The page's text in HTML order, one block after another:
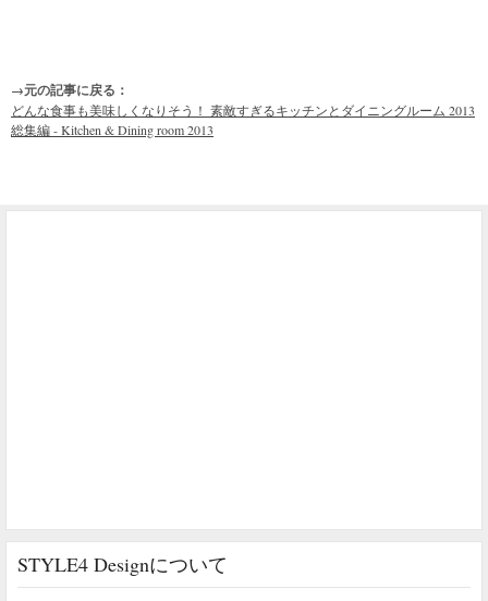
→元の記事に戻る：
どんな食事も美味しくなりそう！ 素敵すぎるキッチンとダイニングルーム 2013
総集編 - Kitchen & Dining room 2013
STYLE4 Designについて